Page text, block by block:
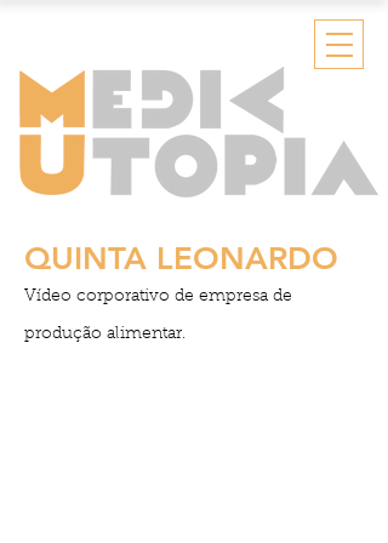
QUINTA LEONARDO
Vídeo corporativo de empresa de
produção alimentar.